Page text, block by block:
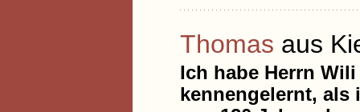
Thomas aus
Ich habe Herrn
kennengelernt, als